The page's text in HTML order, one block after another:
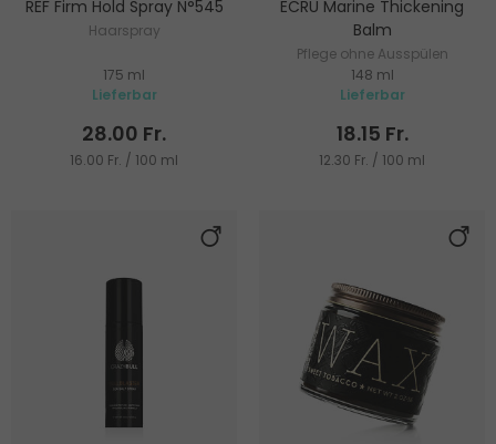
REF Firm Hold Spray N°545
Haarspray
175 ml
Lieferbar
28.00 Fr.
16.00 Fr. / 100 ml
ECRU Marine Thickening
Balm
Pflege ohne Ausspülen
148 ml
Lieferbar
18.15 Fr.
12.30 Fr. / 100 ml